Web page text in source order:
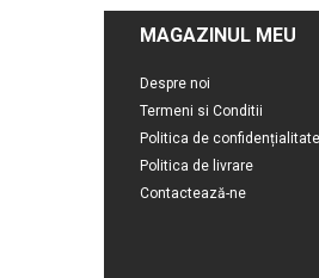
MAGAZINUL MEU
Despre noi
Termeni si Conditii
Politica de confidențialitate
Politica de livrare
Contactează-ne